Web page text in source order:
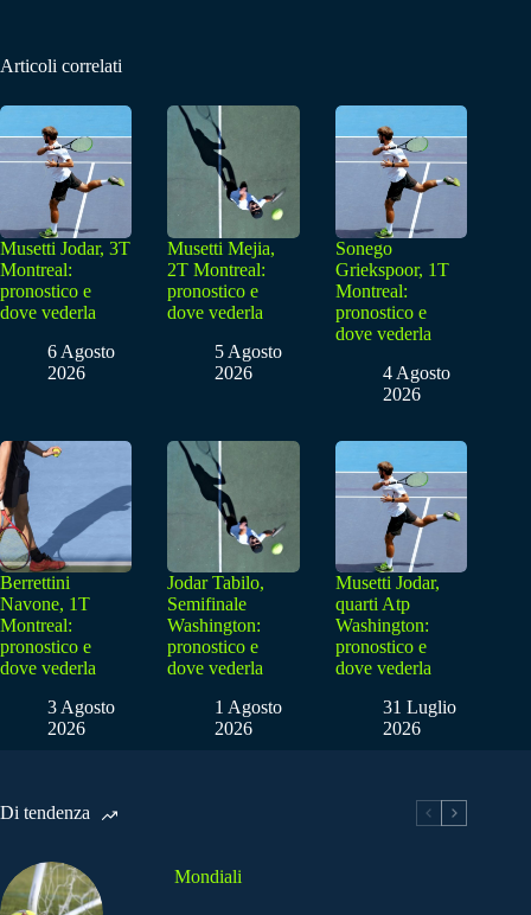
Articoli correlati
Musetti Jodar, 3T
Montreal:
pronostico e
dove vederla
6 Agosto
2026
Musetti Mejia,
2T Montreal:
pronostico e
dove vederla
5 Agosto
2026
Sonego
Griekspoor, 1T
Montreal:
pronostico e
dove vederla
4 Agosto
2026
Berrettini
Navone, 1T
Montreal:
pronostico e
dove vederla
3 Agosto
2026
Jodar Tabilo,
Semifinale
Washington:
pronostico e
dove vederla
1 Agosto
2026
Musetti Jodar,
quarti Atp
Washington:
pronostico e
dove vederla
31 Luglio
2026
Di tendenza
Mondiali